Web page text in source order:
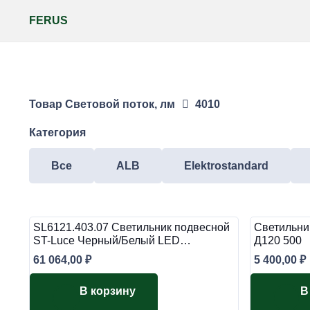
FERUS
Товар Световой поток, лм 4010
Категория
Все ALB Elektrostandard
SL6121.403.07 Светильник подвесной
ST-Luce Черный/Белый LED…
61 064,00 ₽
В корзину
Д120 500
5 400,00 ₽